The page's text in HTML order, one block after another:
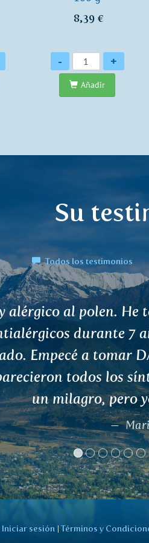
8,39 €
Cantidad
- +
Añadir
Su
Todos los testimonios
gracias y
calidad de
Jean-Francois
Iniciar sesión Términos y